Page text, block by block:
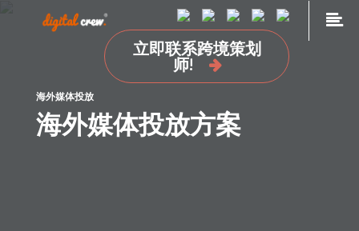
立即联系跨境策划
师!
品牌海外营销推广
国外网站设计及开发建设
海外媒体投放
海外媒体投放方案